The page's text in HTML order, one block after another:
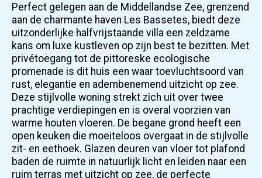
Perfect gelegen aan de Middellandse Zee, grenzend
aan de charmante haven Les Bassetes, biedt deze
uitzonderlijke halfvrijstaande villa een zeldzame
kans om luxe kustleven op zijn best te bezitten. Met
privétoegang tot de pittoreske ecologische
promenade is dit huis een waar toevluchtsoord van
rust, elegantie en adembenemend uitzicht op zee.
Deze stijlvolle woning strekt zich uit over twee
prachtige verdiepingen en is overal voorzien van
warme houten vloeren. De begane grond heeft een
open keuken die moeiteloos overgaat in de stijlvolle
zit- en eethoek. Glazen deuren van vloer tot plafond
baden de ruimte in natuurlijk licht en leiden naar een
ruim terras met uitzicht op zee, de perfecte